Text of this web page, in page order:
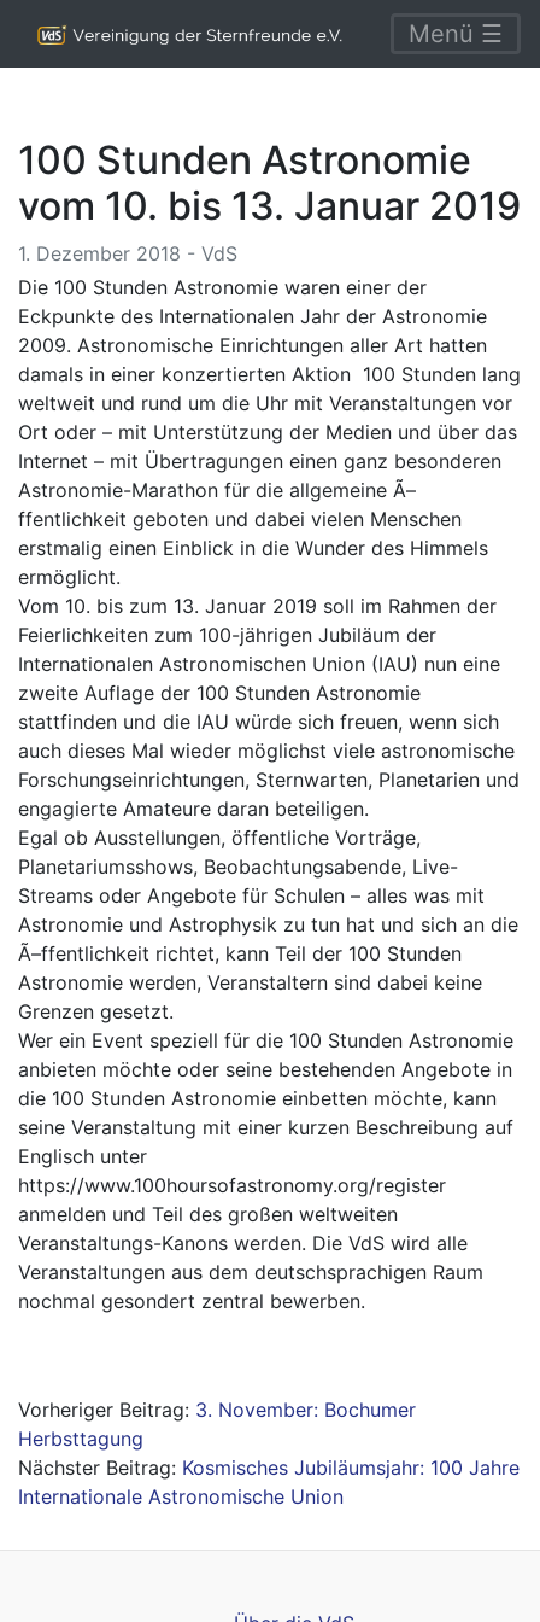
Menü ☰
100 Stunden Astronomie
vom 10. bis 13. Januar 2019
1. Dezember 2018 - VdS
Die 100 Stunden Astronomie waren einer der
Eckpunkte des Internationalen Jahr der Astronomie
2009. Astronomische Einrichtungen aller Art hatten
damals in einer konzertierten Aktion 100 Stunden lang
weltweit und rund um die Uhr mit Veranstaltungen vor
Ort oder – mit Unterstützung der Medien und über das
Internet – mit Übertragungen einen ganz besonderen
Astronomie-Marathon für die allgemeine Ã–
ffentlichkeit geboten und dabei vielen Menschen
erstmalig einen Einblick in die Wunder des Himmels
ermöglicht.
Vom 10. bis zum 13. Januar 2019 soll im Rahmen der
Feierlichkeiten zum 100-jährigen Jubiläum der
Internationalen Astronomischen Union (IAU) nun eine
zweite Auflage der 100 Stunden Astronomie
stattfinden und die IAU würde sich freuen, wenn sich
auch dieses Mal wieder möglichst viele astronomische
Forschungseinrichtungen, Sternwarten, Planetarien und
engagierte Amateure daran beteiligen.
Egal ob Ausstellungen, öffentliche Vorträge,
Planetariumsshows, Beobachtungsabende, Live-
Streams oder Angebote für Schulen – alles was mit
Astronomie und Astrophysik zu tun hat und sich an die
Ã–ffentlichkeit richtet, kann Teil der 100 Stunden
Astronomie werden, Veranstaltern sind dabei keine
Grenzen gesetzt.
Wer ein Event speziell für die 100 Stunden Astronomie
anbieten möchte oder seine bestehenden Angebote in
die 100 Stunden Astronomie einbetten möchte, kann
seine Veranstaltung mit einer kurzen Beschreibung auf
Englisch unter
https://www.100hoursofastronomy.org/register
anmelden und Teil des großen weltweiten
Veranstaltungs-Kanons werden. Die VdS wird alle
Veranstaltungen aus dem deutschsprachigen Raum
nochmal gesondert zentral bewerben.
Beitragsnavigation
3. November: Bochumer
Herbsttagung
Kosmisches Jubiläumsjahr: 100 Jahre
Internationale Astronomische Union